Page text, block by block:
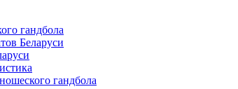
гандбола
Беларуси
гандбола